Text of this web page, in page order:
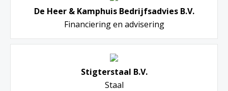
De Heer & Kamphuis Bedrijfsadvies B.V.
Financiering en advisering
Stigterstaal B.V.
Staal